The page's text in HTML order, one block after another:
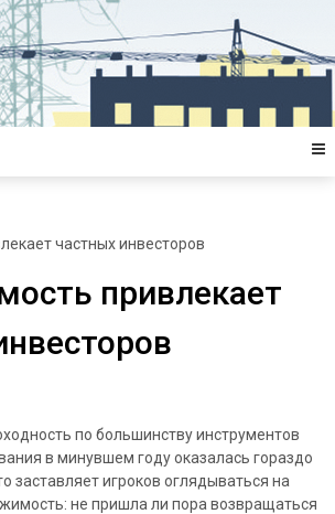
частных инвесторов
привлекает
по большинству инструментов
в минувшем году оказалась гораздо
заставляет игроков оглядываться на
не пришла ли пора возвращаться